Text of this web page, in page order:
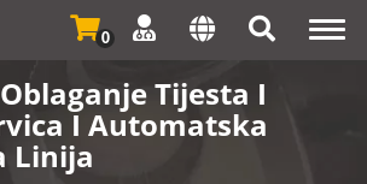
0
Tijesta I
I Automatska
Linija